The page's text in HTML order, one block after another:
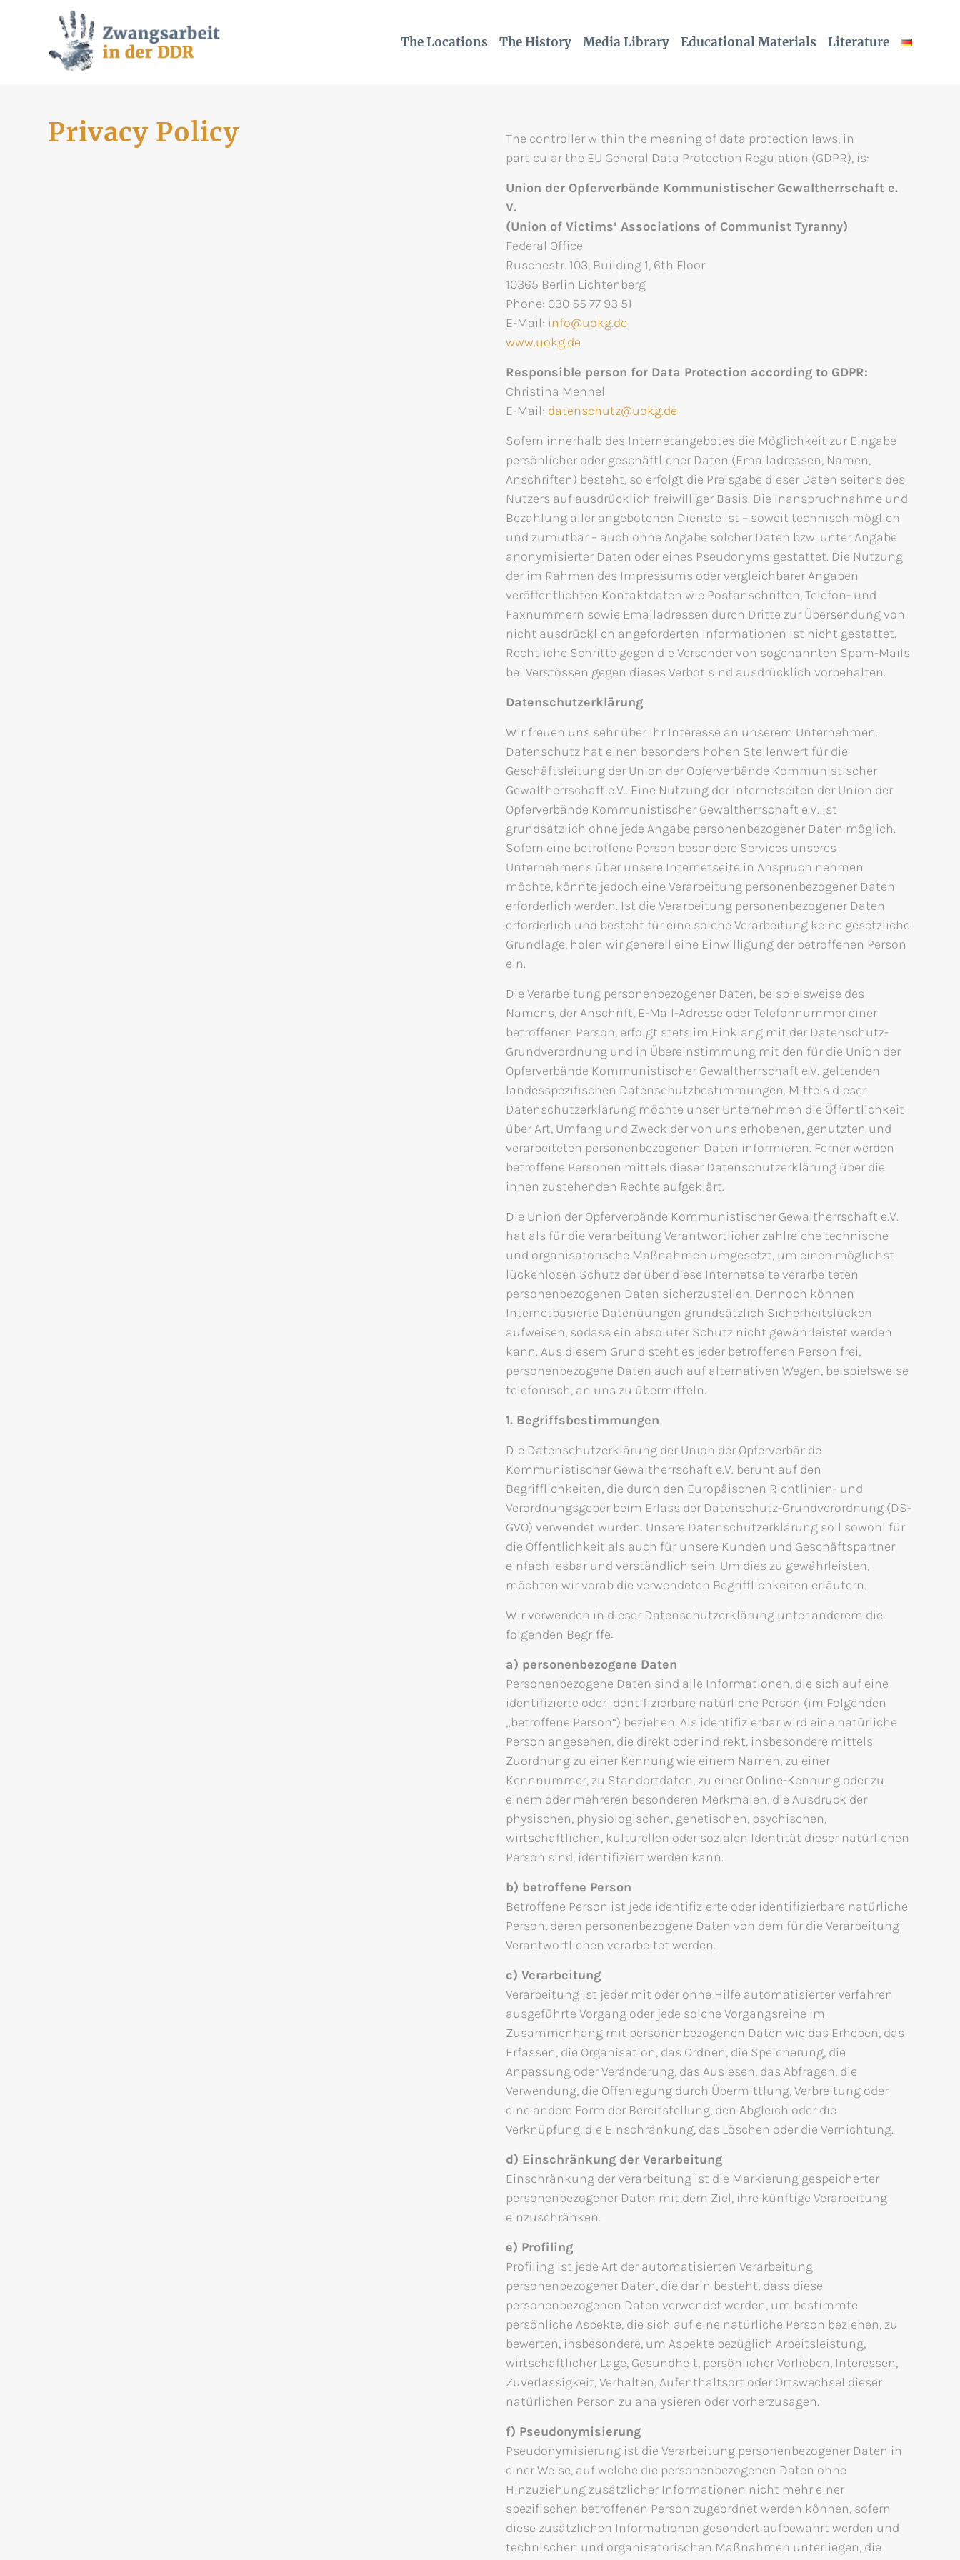
The Locations The History Media Library Educational Materials Literature
Privacy Policy
The controller within the meaning of data protection laws, in
particular the EU General Data Protection Regulation (GDPR), is:
Union der Opferverbände Kommunistischer Gewaltherrschaft e.
V.
(Union of Victims’ Associations of Communist Tyranny)
Federal Office
Ruschestr. 103, Building 1, 6th Floor
10365 Berlin Lichtenberg
Phone: 030 55 77 93 51
E-Mail: info@uokg.de
www.uokg.de
Responsible person for Data Protection according to GDPR:
Christina Mennel
E-Mail: datenschutz@uokg.de
Sofern innerhalb des Internetangebotes die Möglichkeit zur Eingabe
persönlicher oder geschäftlicher Daten (Emailadressen, Namen,
Anschriften) besteht, so erfolgt die Preisgabe dieser Daten seitens des
Nutzers auf ausdrücklich freiwilliger Basis. Die Inanspruchnahme und
Bezahlung aller angebotenen Dienste ist – soweit technisch möglich
und zumutbar – auch ohne Angabe solcher Daten bzw. unter Angabe
anonymisierter Daten oder eines Pseudonyms gestattet. Die Nutzung
der im Rahmen des Impressums oder vergleichbarer Angaben
veröffentlichten Kontaktdaten wie Postanschriften, Telefon- und
Faxnummern sowie Emailadressen durch Dritte zur Übersendung von
nicht ausdrücklich angeforderten Informationen ist nicht gestattet.
Rechtliche Schritte gegen die Versender von sogenannten Spam-Mails
bei Verstössen gegen dieses Verbot sind ausdrücklich vorbehalten.
Datenschutzerklärung
Wir freuen uns sehr über Ihr Interesse an unserem Unternehmen.
Datenschutz hat einen besonders hohen Stellenwert für die
Geschäftsleitung der Union der Opferverbände Kommunistischer
Gewaltherrschaft e.V.. Eine Nutzung der Internetseiten der Union der
Opferverbände Kommunistischer Gewaltherrschaft e.V. ist
grundsätzlich ohne jede Angabe personenbezogener Daten möglich.
Sofern eine betroffene Person besondere Services unseres
Unternehmens über unsere Internetseite in Anspruch nehmen
möchte, könnte jedoch eine Verarbeitung personenbezogener Daten
erforderlich werden. Ist die Verarbeitung personenbezogener Daten
erforderlich und besteht für eine solche Verarbeitung keine gesetzliche
Grundlage, holen wir generell eine Einwilligung der betroffenen Person
ein.
Die Verarbeitung personenbezogener Daten, beispielsweise des
Namens, der Anschrift, E-Mail-Adresse oder Telefonnummer einer
betroffenen Person, erfolgt stets im Einklang mit der Datenschutz-
Grundverordnung und in Übereinstimmung mit den für die Union der
Opferverbände Kommunistischer Gewaltherrschaft e.V. geltenden
landesspezifischen Datenschutzbestimmungen. Mittels dieser
Datenschutzerklärung möchte unser Unternehmen die Öffentlichkeit
über Art, Umfang und Zweck der von uns erhobenen, genutzten und
verarbeiteten personenbezogenen Daten informieren. Ferner werden
betroffene Personen mittels dieser Datenschutzerklärung über die
ihnen zustehenden Rechte aufgeklärt.
Die Union der Opferverbände Kommunistischer Gewaltherrschaft e.V.
hat als für die Verarbeitung Verantwortlicher zahlreiche technische
und organisatorische Maßnahmen umgesetzt, um einen möglichst
lückenlosen Schutz der über diese Internetseite verarbeiteten
personenbezogenen Daten sicherzustellen. Dennoch können
Internetbasierte Datenüungen grundsätzlich Sicherheitslücken
aufweisen, sodass ein absoluter Schutz nicht gewährleistet werden
kann. Aus diesem Grund steht es jeder betroffenen Person frei,
personenbezogene Daten auch auf alternativen Wegen, beispielsweise
telefonisch, an uns zu übermitteln.
1. Begriffsbestimmungen
Die Datenschutzerklärung der Union der Opferverbände
Kommunistischer Gewaltherrschaft e.V. beruht auf den
Begrifflichkeiten, die durch den Europäischen Richtlinien- und
Verordnungsgeber beim Erlass der Datenschutz-Grundverordnung (DS-
GVO) verwendet wurden. Unsere Datenschutzerklärung soll sowohl für
die Öffentlichkeit als auch für unsere Kunden und Geschäftspartner
einfach lesbar und verständlich sein. Um dies zu gewährleisten,
möchten wir vorab die verwendeten Begrifflichkeiten erläutern.
Wir verwenden in dieser Datenschutzerklärung unter anderem die
folgenden Begriffe:
a) personenbezogene Daten
Personenbezogene Daten sind alle Informationen, die sich auf eine
identifizierte oder identifizierbare natürliche Person (im Folgenden
„betroffene Person“) beziehen. Als identifizierbar wird eine natürliche
Person angesehen, die direkt oder indirekt, insbesondere mittels
Zuordnung zu einer Kennung wie einem Namen, zu einer
Kennnummer, zu Standortdaten, zu einer Online-Kennung oder zu
einem oder mehreren besonderen Merkmalen, die Ausdruck der
physischen, physiologischen, genetischen, psychischen,
wirtschaftlichen, kulturellen oder sozialen Identität dieser natürlichen
Person sind, identifiziert werden kann.
b) betroffene Person
Betroffene Person ist jede identifizierte oder identifizierbare natürliche
Person, deren personenbezogene Daten von dem für die Verarbeitung
Verantwortlichen verarbeitet werden.
c) Verarbeitung
Verarbeitung ist jeder mit oder ohne Hilfe automatisierter Verfahren
ausgeführte Vorgang oder jede solche Vorgangsreihe im
Zusammenhang mit personenbezogenen Daten wie das Erheben, das
Erfassen, die Organisation, das Ordnen, die Speicherung, die
Anpassung oder Veränderung, das Auslesen, das Abfragen, die
Verwendung, die Offenlegung durch Übermittlung, Verbreitung oder
eine andere Form der Bereitstellung, den Abgleich oder die
Verknüpfung, die Einschränkung, das Löschen oder die Vernichtung.
d) Einschränkung der Verarbeitung
Einschränkung der Verarbeitung ist die Markierung gespeicherter
personenbezogener Daten mit dem Ziel, ihre künftige Verarbeitung
einzuschränken.
e) Profiling
Profiling ist jede Art der automatisierten Verarbeitung
personenbezogener Daten, die darin besteht, dass diese
personenbezogenen Daten verwendet werden, um bestimmte
persönliche Aspekte, die sich auf eine natürliche Person beziehen, zu
bewerten, insbesondere, um Aspekte bezüglich Arbeitsleistung,
wirtschaftlicher Lage, Gesundheit, persönlicher Vorlieben, Interessen,
Zuverlässigkeit, Verhalten, Aufenthaltsort oder Ortswechsel dieser
natürlichen Person zu analysieren oder vorherzusagen.
f) Pseudonymisierung
Pseudonymisierung ist die Verarbeitung personenbezogener Daten in
einer Weise, auf welche die personenbezogenen Daten ohne
Hinzuziehung zusätzlicher Informationen nicht mehr einer
spezifischen betroffenen Person zugeordnet werden können, sofern
diese zusätzlichen Informationen gesondert aufbewahrt werden und
technischen und organisatorischen Maßnahmen unterliegen, die